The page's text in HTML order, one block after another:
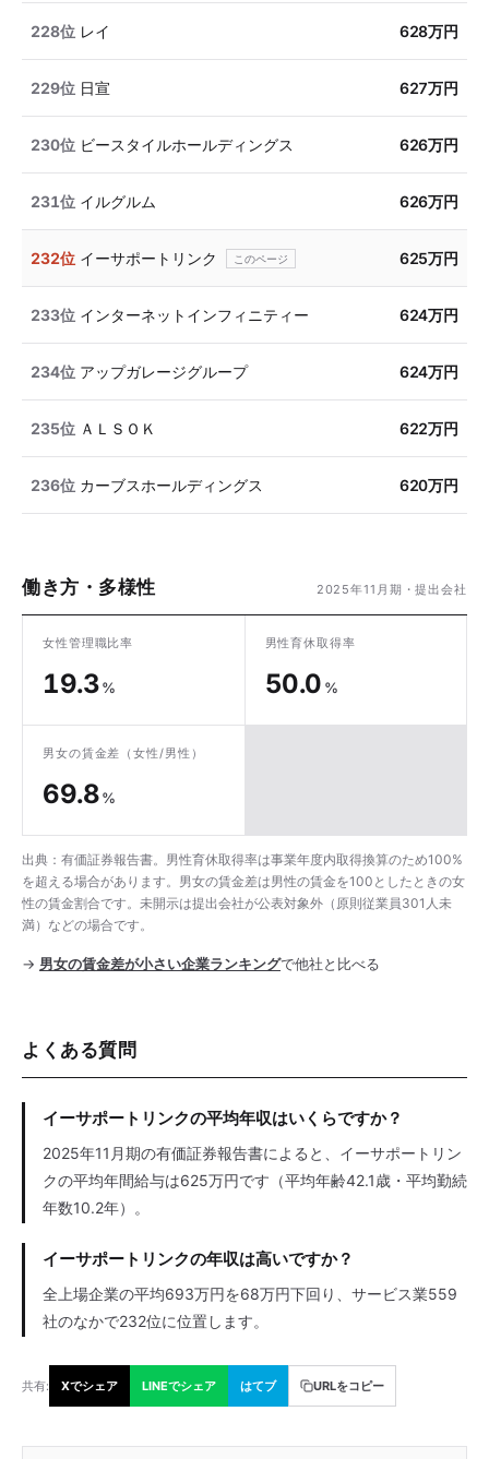
228位 レイ 628万円
229位 日宣 627万円
230位 ビースタイルホールディングス 626万円
231位 イルグルム 626万円
232位 イーサポートリンク 625万円
233位 インターネットインフィニティー 624万円
234位 アップガレージグループ 624万円
235位 ＡＬＳＯＫ 622万円
236位 カーブスホールディングス 620万円
働き方・多様性 2025年11月期・提出会社
女性管理職比率
19.3%
男性育休取得率
50.0 %
男女の賃金差 （女性/男性）
69.8%
出典：有価証券報告書。男性育休取得率は事業年度内取得換算のため100%
を超える場合があります。男女の賃金差は男性の賃金を100としたときの女
性の賃金割合です。未開示は提出会社が公表対象外（原則従業員301人未
満）などの場合です。
→ 男女の賃金差が小さい企業ランキングで他社と比べる
よくある質問
イーサポートリンクの平均年収はいくらですか？
2025年11月期の有価証券報告書によると、イーサポートリン
クの平均年間給与は625万円です（平均年齢42.1歳・平均勤続
年数10.2年）。
イーサポートリンクの年収は高いですか？
全上場企業の平均693万円を68万円下回り、サービス業559
社のなかで232位に位置します。
共有: Xでシェア LINEでシェア はてブ URLをコピー